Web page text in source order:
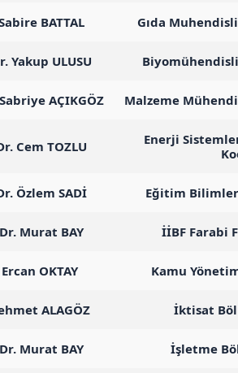
BATTAL Gıda
Yakup ULUSU
AÇIKGÖZ Malzeme
Cem TOZLU
Enerji
Özlem SADİ Eğitim
Murat BAY İİBF Farabi
OKTAY Kamu
ALAGÖZ İktisat
Murat BAY İşletme